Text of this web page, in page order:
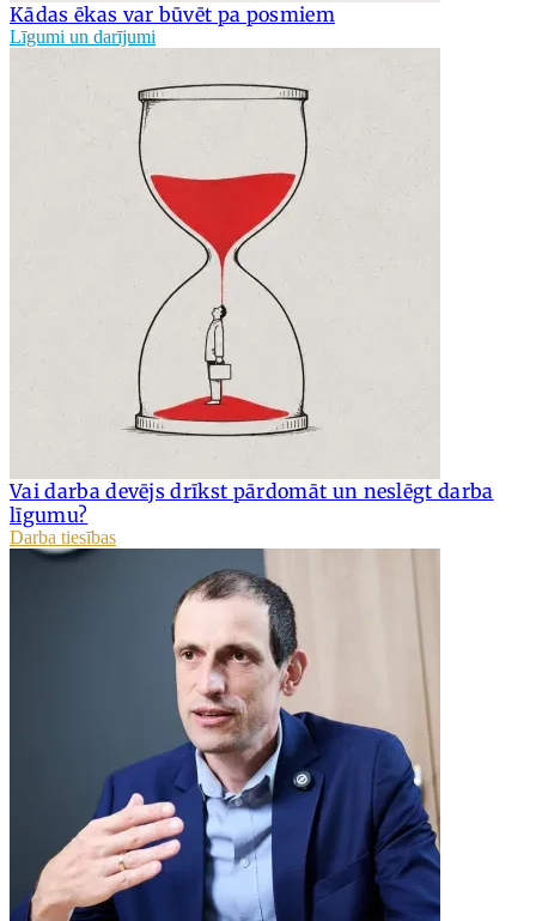
Kādas ēkas var būvēt pa posmiem
Līgumi un darījumi
Vai darba devējs drīkst pārdomāt un neslēgt darba
līgumu?
Darba tiesības